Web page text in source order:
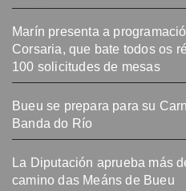
Marín presenta a
Corsaria, que bate todos os
100 solicitudes de mesas
Bueu se prepara para su
Banda do Río
La Diputación aprueba más
camino das Meáns de Bueu